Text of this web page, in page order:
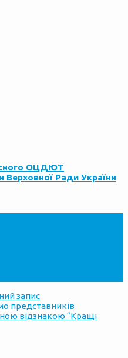
ОЦДЮТ
Верховної Ради України
запис
представників
відзнакою “Кращі